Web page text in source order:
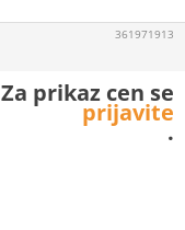
361971913
Za prikaz cen se
prijavite
.